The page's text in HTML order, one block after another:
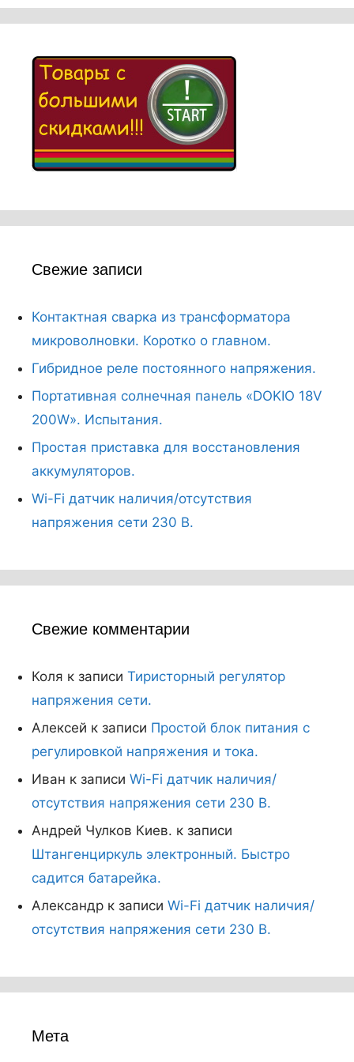
Свежие записи
Контактная сварка из трансформатора
микроволновки. Коротко о главном.
Гибридное реле постоянного напряжения.
Портативная солнечная панель «DOKIO 18V
200W». Испытания.
Простая приставка для восстановления
аккумуляторов.
Wi-Fi датчик наличия/отсутствия
напряжения сети 230 В.
Свежие комментарии
Коля к записи Тиристорный регулятор
напряжения сети.
Алексей к записи Простой блок питания с
регулировкой напряжения и тока.
Иван к записи Wi-Fi датчик наличия/
отсутствия напряжения сети 230 В.
Андрей Чулков Киев. к записи
Штангенциркуль электронный. Быстро
садится батарейка.
Александр к записи Wi-Fi датчик наличия/
отсутствия напряжения сети 230 В.
Мета